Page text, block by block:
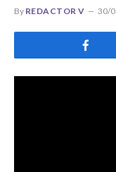
By REDACTOR V 30/